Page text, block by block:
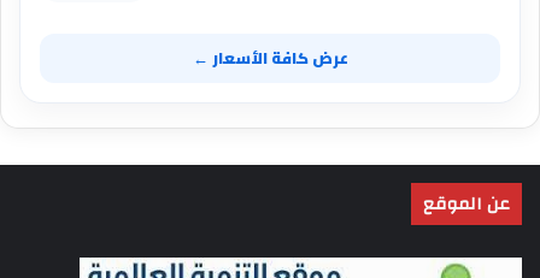
عرض كافة الأسعار ←
عن الموقع